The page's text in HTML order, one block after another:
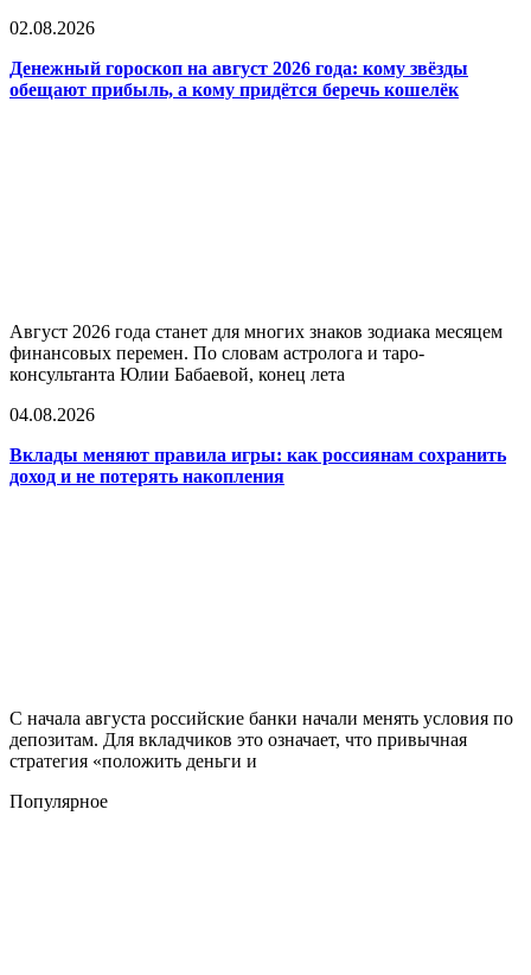
02.08.2026
Денежный гороскоп на август 2026 года: кому звёзды
обещают прибыль, а кому придётся беречь кошелёк
Август 2026 года станет для многих знаков зодиака месяцем
финансовых перемен. По словам астролога и таро-
консультанта Юлии Бабаевой, конец лета
04.08.2026
Вклады меняют правила игры: как россиянам сохранить
доход и не потерять накопления
С начала августа российские банки начали менять условия по
депозитам. Для вкладчиков это означает, что привычная
стратегия «положить деньги и
Популярное